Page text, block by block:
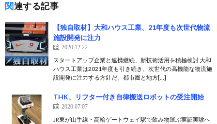
関連する記事
【独自取材】大和ハウス工業、21年度も次世代物流
施設開発に注力
2020.12.22
スタートアップ企業と連携継続、新技術活用を積極検討 大和
ハウス工業は2021年度も引き続き、次世代の高機能な物流施
設開発に注力する方針だ。都市圏と地方[…]
THK、リフター付き自律搬送ロボットの受注開始
2020.07.07
JR東が山手線・高輪ゲートウェイ駅で飲み物運ぶ実証実験へ